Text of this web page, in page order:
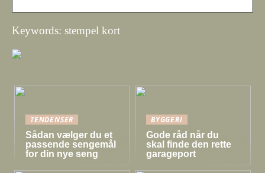
Keywords: stempel kort
TENDENSER
Sådan vælger du et
passende sengemål
for din nye seng
BYGGERI
Gode råd når du
skal finde den rette
garageport